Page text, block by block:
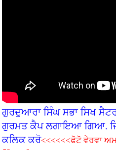
ਗੁਰਦੁਆਰਾ ਸਿੰਘ ਸਭਾ ਸਿਖ
ਗੁਰਮਤ ਕੈਪ ਲਗਾਇਆ ਗਿਆ.
ਕਲਿਕ ਕਰੋ<<<<<<ਫੋਟੋ ਵੇਰਵਾ